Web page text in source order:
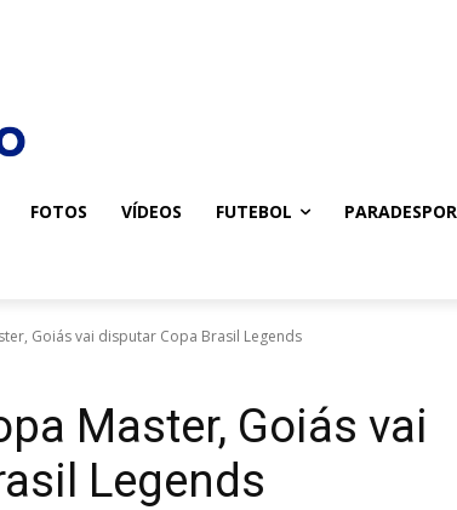
FOTOS VÍDEOS FUTEBOL
Goiás vai disputar Copa Brasil Legends
Master, Goiás vai
Legends